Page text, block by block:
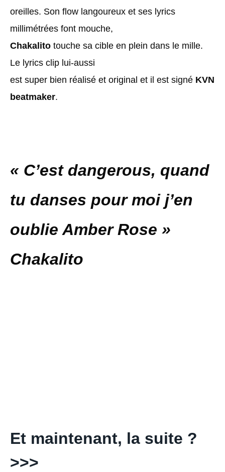
oreilles. Son flow langoureux et ses lyrics
millimétrées font mouche,
Chakalito touche sa cible en plein dans le mille.
Le lyrics clip lui-aussi
est super bien réalisé et original et il est signé KVN
beatmaker.
« C’est dangerous, quand
tu danses pour moi j’en
oublie Amber Rose »
Chakalito
Et maintenant, la suite ?
>>>